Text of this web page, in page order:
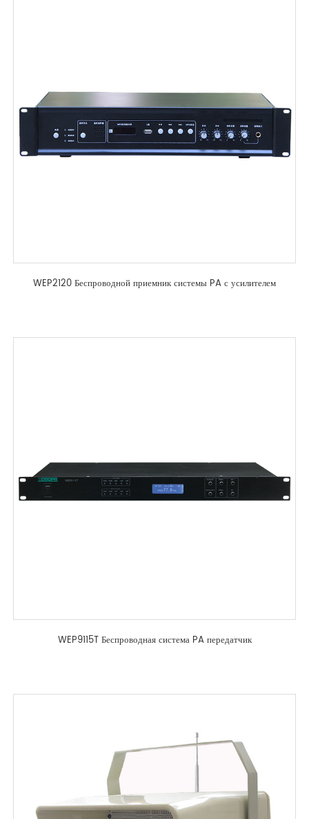
WEP2120 Беспроводной приемник системы PA с усилителем
WEP9115T Беспроводная система PA передатчик